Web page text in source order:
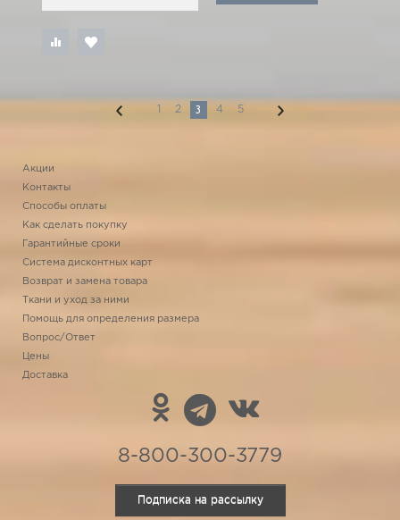
1 2 3 4 5
Акции
Контакты
Способы оплаты
Как сделать покупку
Гарантийные сроки
Система дисконтных карт
Возврат и замена товара
Ткани и уход за ними
Помощь для определения размера
Вопрос/Ответ
Цены
Доставка
8-800-300-3779
Подписка на рассылку